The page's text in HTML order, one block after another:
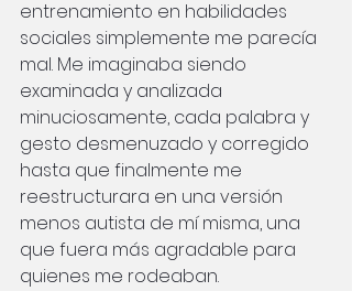
entrenamiento en habilidades
sociales simplemente me parecía
mal. Me imaginaba siendo
examinada y analizada
minuciosamente, cada palabra y
gesto desmenuzado y corregido
hasta que finalmente me
reestructurara en una versión
menos autista de mí misma, una
que fuera más agradable para
quienes me rodeaban.